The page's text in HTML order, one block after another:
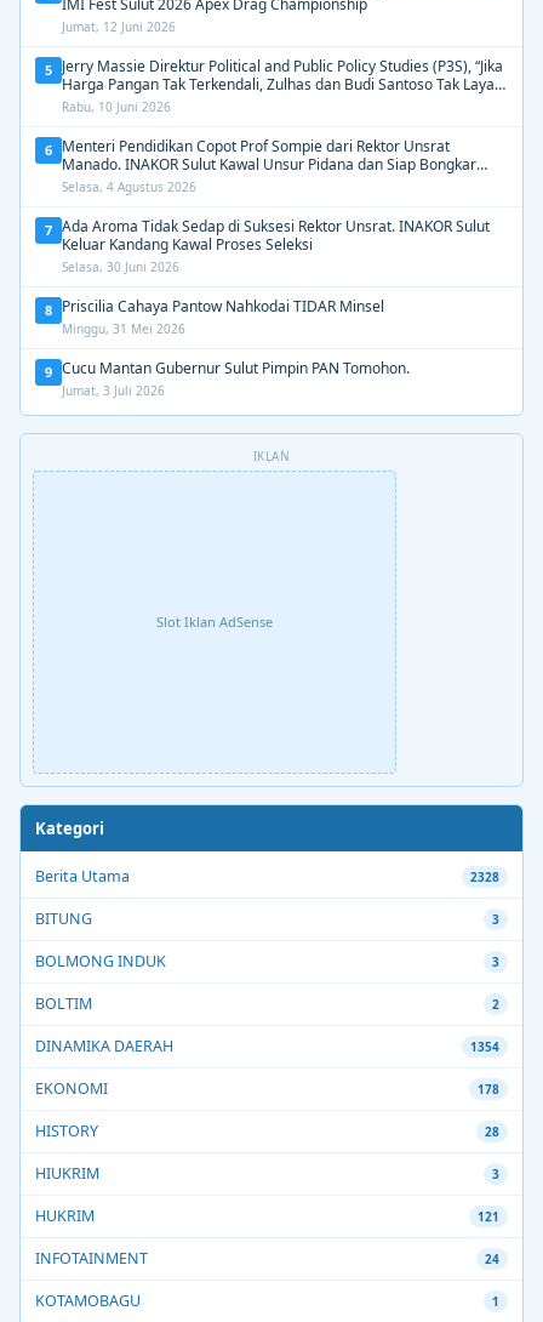
Jumat, 12 Juni 2026
5 Jerry Massie Direktur Political and Public Policy Studies (P3S), “Jika
Harga Pangan Tak Terkendali, Zulhas dan Budi Santoso Tak Layak
Dipertahankan”
Rabu, 10 Juni 2026
6 Menteri Pendidikan Copot Prof Sompie dari Rektor Unsrat
Manado. INAKOR Sulut Kawal Unsur Pidana dan Siap Bongkar
Aroma Busuk di Suksesi Rektor
Selasa, 4 Agustus 2026
7 Ada Aroma Tidak Sedap di Suksesi Rektor Unsrat. INAKOR Sulut
Keluar Kandang Kawal Proses Seleksi
Selasa, 30 Juni 2026
8 Priscilia Cahaya Pantow Nahkodai TIDAR Minsel
Minggu, 31 Mei 2026
9 Cucu Mantan Gubernur Sulut Pimpin PAN Tomohon.
Jumat, 3 Juli 2026
IKLAN
Slot Iklan AdSense
Kategori
Berita Utama 2328
BITUNG 3
BOLMONG INDUK 3
BOLTIM 2
DINAMIKA DAERAH 1354
EKONOMI 178
HISTORY 28
HIUKRIM 3
HUKRIM 121
INFOTAINMENT 24
KOTAMOBAGU 1